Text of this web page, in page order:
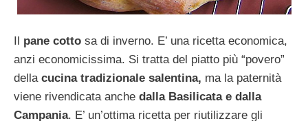
Il pane cotto sa di inverno. E’ una ricetta economica,
anzi economicissima. Si tratta del piatto più “povero”
della cucina tradizionale salentina, ma la paternità
viene rivendicata anche dalla Basilicata e dalla
Campania. E’ un’ottima ricetta per riutilizzare gli